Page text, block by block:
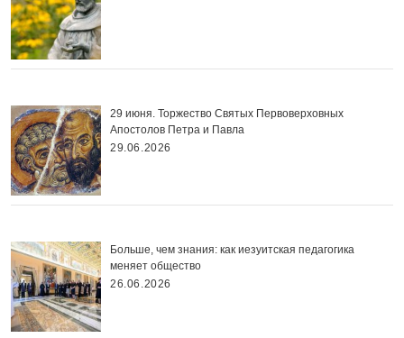
29 июня. Торжество Святых Первоверховных
Апостолов Петра и Павла
29.06.2026
Больше, чем знания: как иезуитская педагогика
меняет общество
26.06.2026